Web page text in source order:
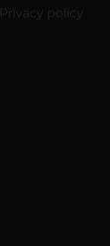
Privacy policy